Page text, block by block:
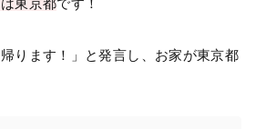
ります！」と発言し、お家が東京都